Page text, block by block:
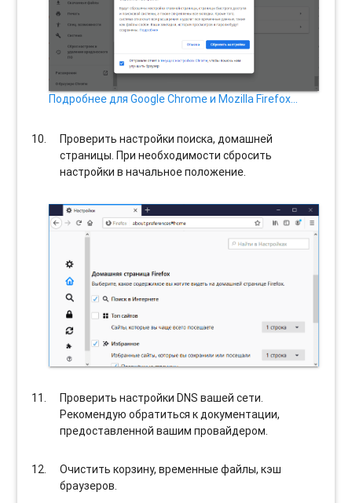
Подробнее для Google Chrome и Mozilla Firefox…
Проверить настройки поиска, домашней
страницы. При необходимости сбросить
настройки в начальное положение.
Проверить настройки DNS вашей сети.
Рекомендую обратиться к документации,
предоставленной вашим провайдером.
Очистить корзину, временные файлы, кэш
браузеров.